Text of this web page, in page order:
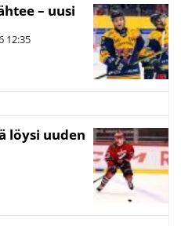
– uusi
12:35
löysi uuden